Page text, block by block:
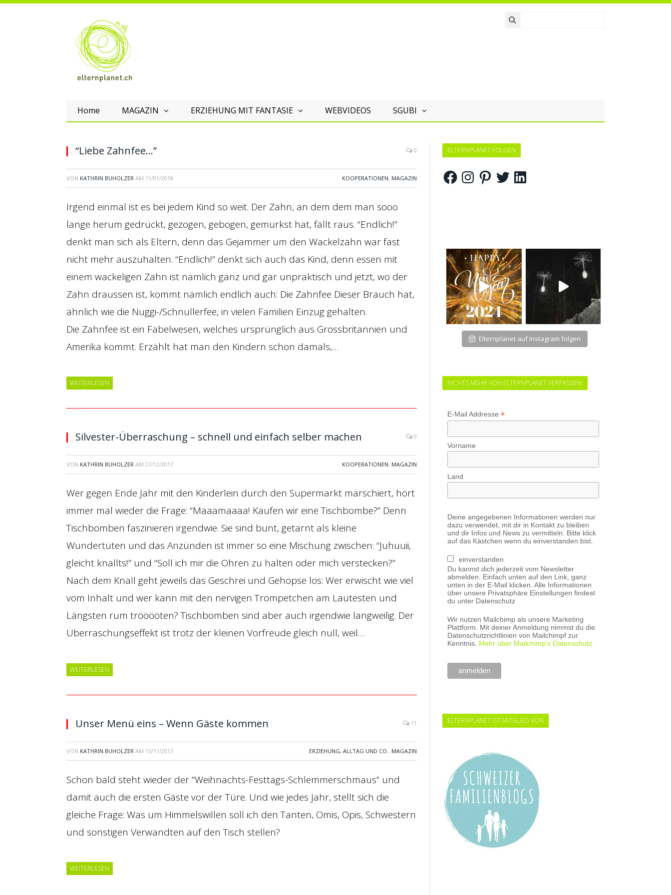
Home MAGAZIN ERZIEHUNG MIT FANTASIE WEBVIDEOS SGUBI
“Liebe Zahnfee…” 0
VON KATHRIN BUHOLZER AM 11/01/2018 KOOPERATIONEN, MAGAZIN
Irgend einmal ist es bei jedem Kind so weit. Der Zahn, an dem dem man sooo
lange herum gedrückt, gezogen, gebogen, gemurkst hat, fällt raus. “Endlich!”
denkt man sich als Eltern, denn das Gejammer um den Wackelzahn war fast
nicht mehr auszuhalten. “Endlich!” denkt sich auch das Kind, denn essen mit
einem wackeligen Zahn ist nämlich ganz und gar unpraktisch und jetzt, wo der
Zahn draussen ist, kommt nämlich endlich auch: Die Zahnfee Dieser Brauch hat,
ähnlich wie die Nuggi-/Schnullerfee, in vielen Familien Einzug gehalten.
Die Zahnfee ist ein Fabelwesen, welches ursprünglich aus Grossbritannien und
Amerika kommt. Erzählt hat man den Kindern schon damals,…
WEITERLESEN
Silvester-Überraschung – schnell und einfach selber machen 0
VON KATHRIN BUHOLZER AM 27/12/2017 KOOPERATIONEN, MAGAZIN
Wer gegen Ende Jahr mit den Kinderlein durch den Supermarkt marschiert, hört
immer mal wieder die Frage: “Maaamaaaa! Kaufen wir eine Tischbombe?” Denn
Tischbomben faszinieren irgendwie. Sie sind bunt, getarnt als kleine
Wundertüten und das Anzünden ist immer so eine Mischung zwischen: “Juhuuii,
gleicht knallts!” und “Soll ich mir die Ohren zu halten oder mich verstecken?”
Nach dem Knall geht jeweils das Geschrei und Gehopse los: Wer erwischt wie viel
vom Inhalt und wer kann mit den nervigen Trompetchen am Lautesten und
Längsten rum trööööten? Tischbomben sind aber auch irgendwie langweilig. Der
Überraschungseffekt ist trotz der kleinen Vorfreude gleich null, weil…
WEITERLESEN
Unser Menü eins – Wenn Gäste kommen 11
VON KATHRIN BUHOLZER AM 15/11/2013 ERZIEHUNG, ALLTAG UND CO. , MAGAZIN
Schon bald steht wieder der “Weihnachts-Festtags-Schlemmerschmaus” und
damit auch die ersten Gäste vor der Türe. Und wie jedes Jahr, stellt sich die
gleiche Frage: Was um Himmelswillen soll ich den Tanten, Omis, Opis, Schwestern
und sonstigen Verwandten auf den Tisch stellen?
WEITERLESEN
ELTERNPLANET FOLGEN
FacebookInstagramPinterestTwitterLinkedIn
Elternplanet auf Instagram folgen
NICHTS MEHR VON ELTERNPLANET VERPASSEN!
E-Mail Addresse *
Vorname
Land
Deine angegebenen Informationen werden nur
dazu verwendet, mit dir in Kontakt zu bleiben
und dir Infos und News zu vermitteln. Bitte klick
auf das Kästchen wenn du einverstanden bist.
einverstanden
Du kannst dich jederzeit vom Newsletter
abmelden. Einfach unten auf den Link, ganz
unten in der E-Mail klicken. Alle Informationen
über unsere Privatsphäre Einstellungen findest
du unter Datenschutz
Wir nutzen Mailchimp als unsere Marketing
Plattform. Mit deiner Anmeldung nimmst du die
Datenschutzrichtlinien von Mailchimpf zur
Kenntnis. Mehr über Mailchimp's Datenschutz.
ELTERNPLANET IST MITGLIED VON